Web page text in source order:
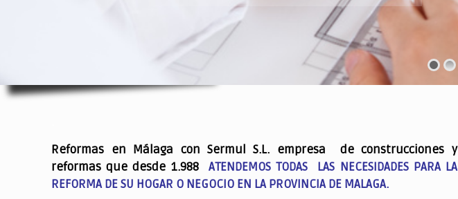
Reformas en Málaga con Sermul S.L. empresa de construcciones y
reformas que desde 1.988 ATENDEMOS TODAS LAS NECESIDADES PARA LA
REFORMA DE SU HOGAR O NEGOCIO EN LA PROVINCIA DE MALAGA.